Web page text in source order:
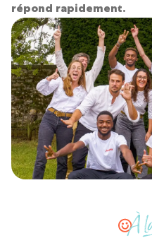
répond rapidement.